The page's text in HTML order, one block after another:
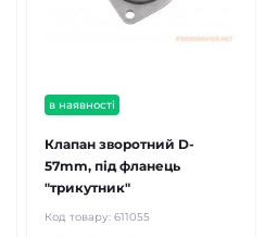
в наявності
Клапан зворотний D-
57mm, під фланець
"трикутник"
Код товару: 611055